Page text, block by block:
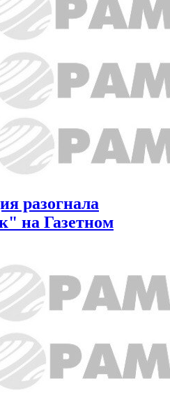
разогнала
на Газетном